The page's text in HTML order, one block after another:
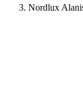
Nordlux